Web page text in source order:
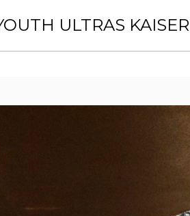
ULTRAS